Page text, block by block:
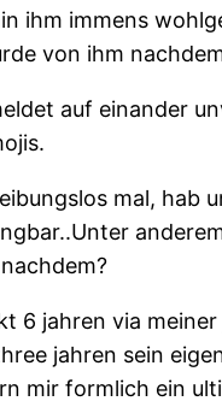
ihm immens
von ihm
auf einander
mal, hab
6 jahren via
jahren sein
mir formlich ein